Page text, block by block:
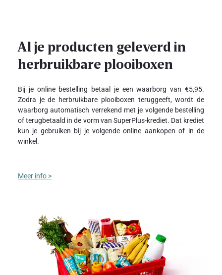
Al je producten geleverd in
herbruikbare plooiboxen
Bij je online bestelling betaal je een waarborg van €5,95.
Zodra je de herbruikbare plooiboxen teruggeeft, wordt de
waarborg automatisch verrekend met je volgende bestelling
of terugbetaald in de vorm van SuperPlus-krediet. Dat krediet
kun je gebruiken bij je volgende online aankopen of in de
winkel.
Meer info >